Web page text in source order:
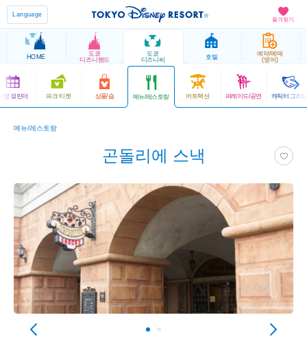
즐겨찾기
Language
HOME
도쿄
디즈니랜드
도쿄
디즈니씨
호텔
예약/예매
(영어)
영 캘린더 파크 티켓 상품/숍 메뉴/레스토랑 어트랙션 퍼레이드/공연 캐릭터 그리팅
메뉴/레스토랑
곤돌리에 스낵